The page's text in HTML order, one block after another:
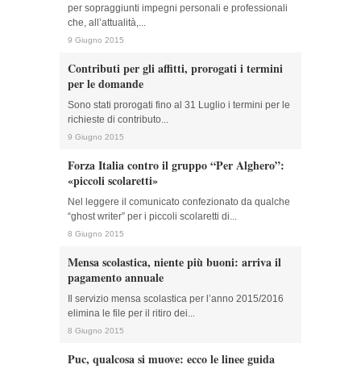
per sopraggiunti impegni personali e professionali
che, all’attualità,...
9 Giugno 2015
Contributi per gli affitti, prorogati i termini
per le domande
Sono stati prorogati fino al 31 Luglio i termini per le
richieste di contributo...
9 Giugno 2015
Forza Italia contro il gruppo “Per Alghero”:
«piccoli scolaretti»
Nel leggere il comunicato confezionato da qualche
“ghost writer” per i piccoli scolaretti di...
8 Giugno 2015
Mensa scolastica, niente più buoni: arriva il
pagamento annuale
Il servizio mensa scolastica per l’anno 2015/2016
elimina le file per il ritiro dei...
8 Giugno 2015
Puc, qualcosa si muove: ecco le linee guida